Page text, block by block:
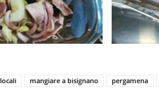
locali mangiare a bisignano pergamena